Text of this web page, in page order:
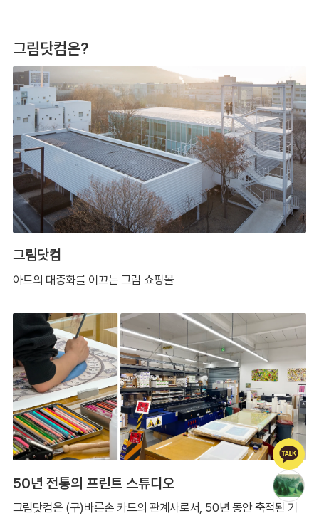
그림닷컴은?
그림닷컴
아트의 대중화를 이끄는 그림 쇼핑몰
50년 전통의 프린트 스튜디오
그림닷컴은 (구)바른손 카드의 관계사로서, 50년 동안 축적된 기